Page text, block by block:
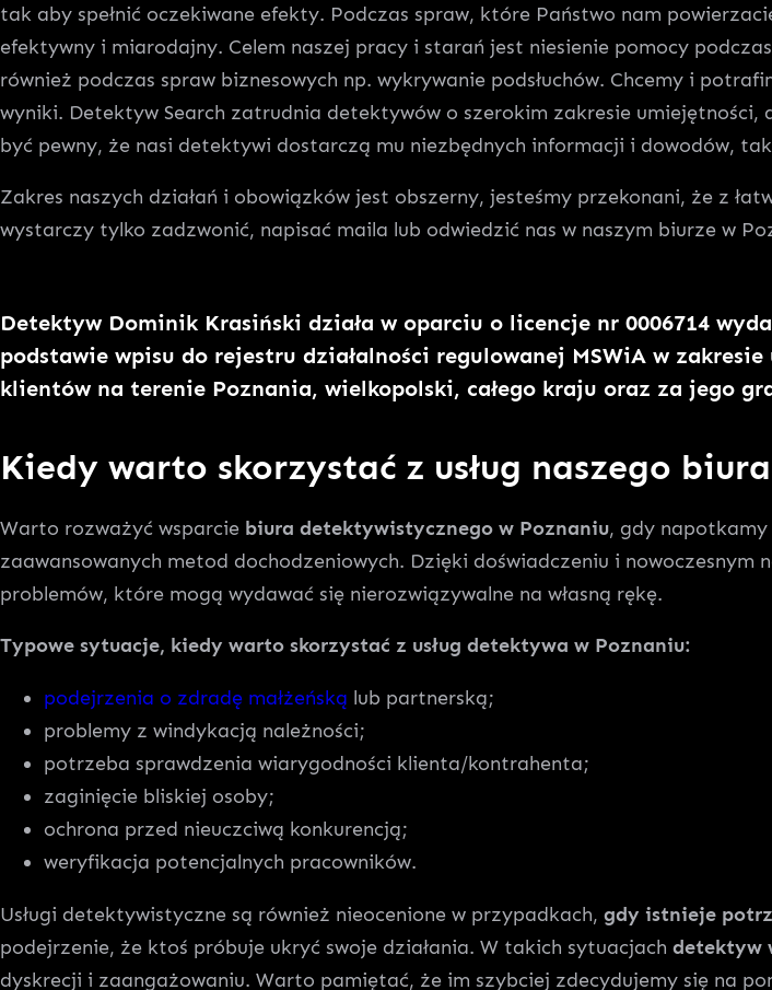
tak aby spełnić oczekiwane efekty. Podczas spraw, które Państwo nam
efektywny i miarodajny. Celem naszej pracy i starań jest niesienie pomocy
również podczas spraw biznesowych np. wykrywanie podsłuchów. Chcemy i
wyniki. Detektyw Search zatrudnia detektywów o szerokim zakresie
być pewny, że nasi detektywi dostarczą mu niezbędnych informacji i dowodów,
Zakres naszych działań i obowiązków jest obszerny, jesteśmy przekonani, że z
wystarczy tylko zadzwonić, napisać maila lub odwiedzić nas w naszym biurze w
Detektyw Dominik Krasiński działa w oparciu o licencje nr 0006714
podstawie wpisu do rejestru działalności regulowanej MSWiA w
klientów na terenie Poznania, wielkopolski, całego kraju oraz za jego
Kiedy warto skorzystać z usług naszego
Warto rozważyć wsparcie biura detektywistycznego w Poznaniu, gdy
zaawansowanych metod dochodzeniowych. Dzięki doświadczeniu i
problemów, które mogą wydawać się nierozwiązywalne na własną rękę.
Typowe sytuacje, kiedy warto skorzystać z usług detektywa w Poznaniu:
podejrzenia o zdradę małżeńską lub partnerską;
problemy z windykacją należności;
potrzeba sprawdzenia wiarygodności klienta/kontrahenta;
zaginięcie bliskiej osoby;
ochrona przed nieuczciwą konkurencją;
weryfikacja potencjalnych pracowników.
Usługi detektywistyczne są również nieocenione w przypadkach, gdy istnieje
podejrzenie, że ktoś próbuje ukryć swoje działania. W takich sytuacjach detektyw
dyskrecji i zaangażowaniu. Warto pamiętać, że im szybciej zdecydujemy się na